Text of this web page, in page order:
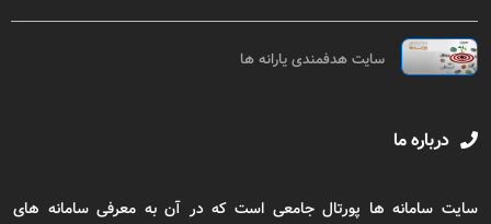
سایت هدفمندی یارانه ها
درباره ما
سایت سامانه ها پورتال جامعی است که در آن به معرفی سامانه های